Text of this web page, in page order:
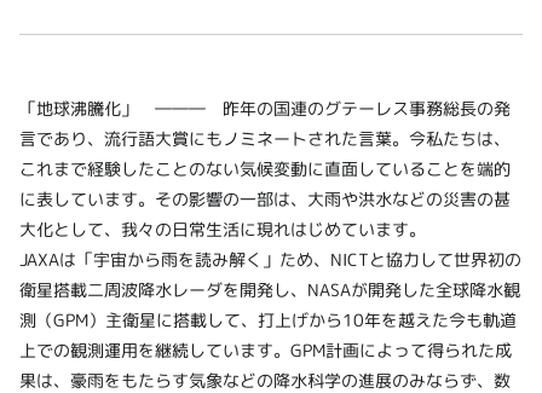
「地球沸騰化」 ――― 昨年の国連のグテーレス事務総長の発
言であり、流行語大賞にもノミネートされた言葉。今私たちは、
これまで経験したことのない気候変動に直面していることを端的
に表しています。その影響の一部は、大雨や洪水などの災害の甚
大化として、我々の日常生活に現れはじめています。
JAXAは「宇宙から雨を読み解く」ため、NICTと協力して世界初の
衛星搭載二周波降水レーダを開発し、NASAが開発した全球降水観
測（GPM）主衛星に搭載して、打上げから10年を越えた今も軌道
上での観測運用を継続しています。GPM計画によって得られた成
果は、豪雨をもたらす気象などの降水科学の進展のみならず、数